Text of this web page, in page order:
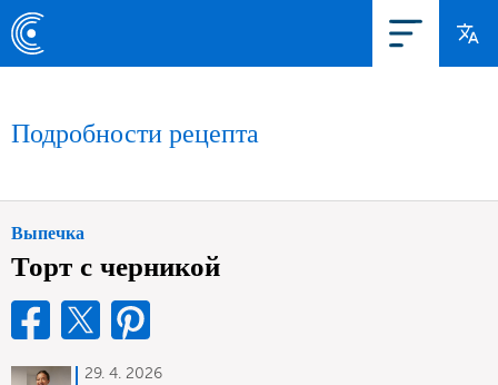
Подробности рецепта
Выпечка
Торт с черникой
29. 4. 2026